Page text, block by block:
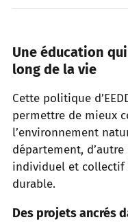
Une éducation
long de la vie
Cette politique
permettre de mieux
l’environnement
département,
individuel et collectif
durable.
Des projets ancrés